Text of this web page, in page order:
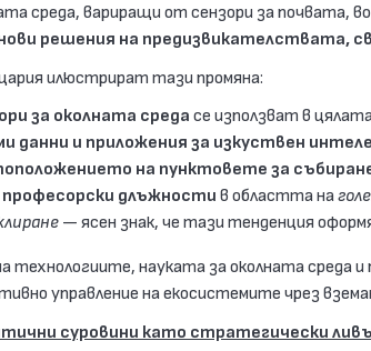
среда, вариращи от сензори за почвата,
решения на предизвикателствата,
илюстрират тази промяна:
за околната среда се използват в
данни и приложения за изкуствен
на пунктовете за
професорски длъжности в областта на
— ясен знак, че тази тенденция
технологиите, науката за околната среда
управление на екосистемите чрез
суровини като стратегически